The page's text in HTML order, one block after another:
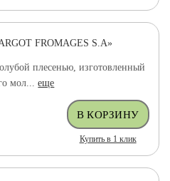
FROMAGES S.A»
плесенью, изготовленный
мол...еще
Купить в 1 клик